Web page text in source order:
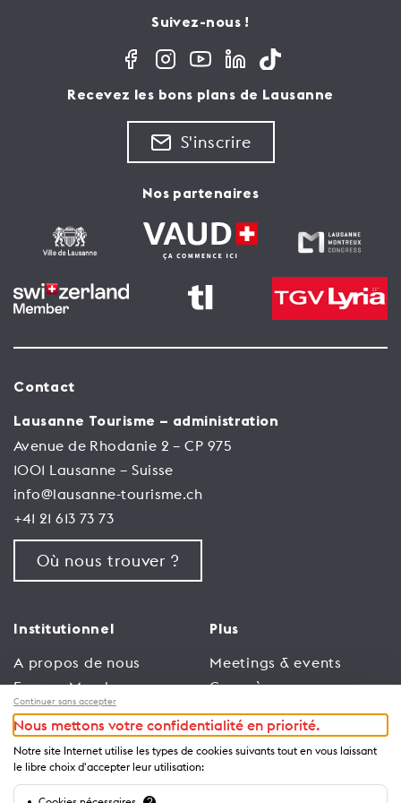
Suivez-nous !
Recevez les bons plans de Lausanne
S'inscrire
Nos partenaires
Contact
Lausanne Tourisme – administration
Avenue de Rhodanie 2 – CP 975
1001 Lausanne – Suisse
info@lausanne-tourisme.ch
+41 21 613 73 73
Où nous trouver ?
Institutionnel
A propos de nous
Espace Membres
Emploi
Conditions générales
d’utilisation
Politique de
Plus
Meetings & events
Congrès
Trade
Espace Médias
Annonceurs
Brochures et guides
Continuer sans accepter
Nous mettons votre confidentialité en priorité.
Notre site Internet utilise les types de cookies suivants tout en vous laissant
le libre choix d'accepter leur utilisation: